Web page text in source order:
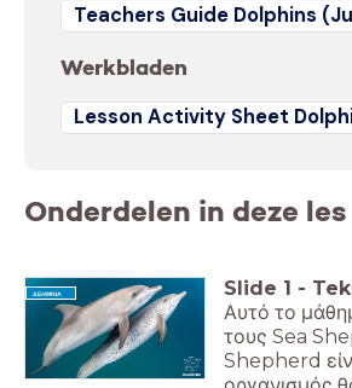
Teachers Guide Dolphins
Werkbladen
Lesson Activity Sheet
Onderdelen in deze les
ΔΕΛΦΙΝΙΑ Slide 1 -
Αυτό το
τους Sea
Shepherd